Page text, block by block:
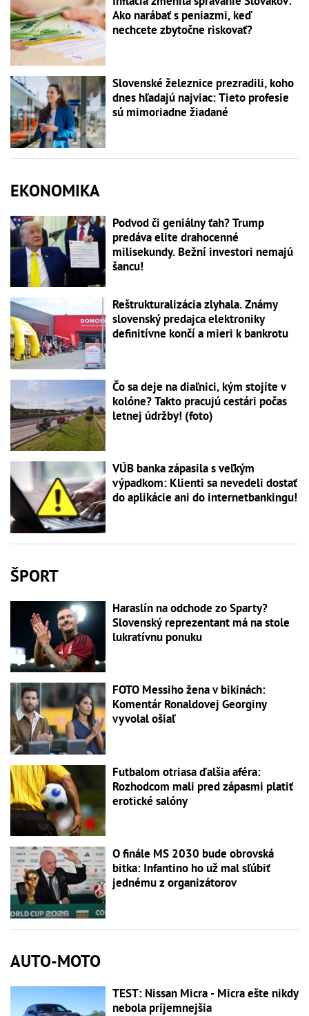
Ako narábať s peniazmi, keď
nechcete zbytočne riskovať?
Slovenské železnice prezradili, koho
dnes hľadajú najviac: Tieto profesie
sú mimoriadne žiadané
EKONOMIKA
Podvod či geniálny ťah? Trump
predáva elite drahocenné
milisekundy. Bežní investori nemajú
šancu!
Reštrukturalizácia zlyhala. Známy
slovenský predajca elektroniky
definitívne končí a mieri k bankrotu
Čo sa deje na diaľnici, kým stojíte v
kolóne? Takto pracujú cestári počas
letnej údržby! (foto)
VÚB banka zápasila s veľkým
výpadkom: Klienti sa nevedeli dostať
do aplikácie ani do internetbankingu!
ŠPORT
Haraslín na odchode zo Sparty?
Slovenský reprezentant má na stole
lukratívnu ponuku
FOTO Messiho žena v bikinách:
Komentár Ronaldovej Georginy
vyvolal ošiaľ
Futbalom otriasa ďalšia aféra:
Rozhodcom mali pred zápasmi platiť
erotické salóny
O finále MS 2030 bude obrovská
bitka: Infantino ho už mal sľúbiť
jednému z organizátorov
AUTO-MOTO
TEST: Nissan Micra - Micra ešte nikdy
nebola príjemnejšia